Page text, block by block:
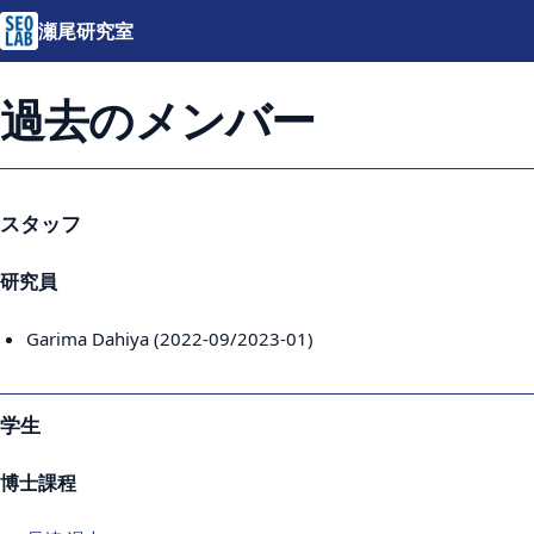
瀬尾研究室
過去のメンバー
スタッフ
研究員
Garima Dahiya (2022-09/2023-01)
学生
博士課程